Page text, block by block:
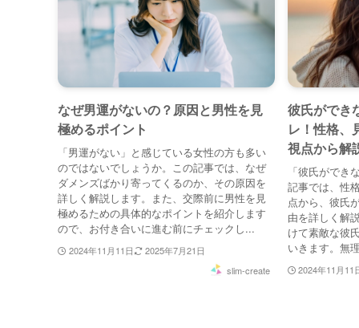
なぜ男運がないの？原因と男性を見
極めるポイント
「男運がない」と感じている女性の方も多い
のではないでしょうか。この記事では、なぜ
ダメンズばかり寄ってくるのか、その原因を
詳しく解説します。また、交際前に男性を見
極めるための具体的なポイントを紹介します
ので、お付き合いに進む前にチェックし...
2024年11月11日
2025年7月21日
slim-create
彼氏ができ
レ！性格、
視点から解
「彼氏ができ
記事では、性
点から、彼氏
由を詳しく解
けて素敵な彼
いきます。無
2024年11月11